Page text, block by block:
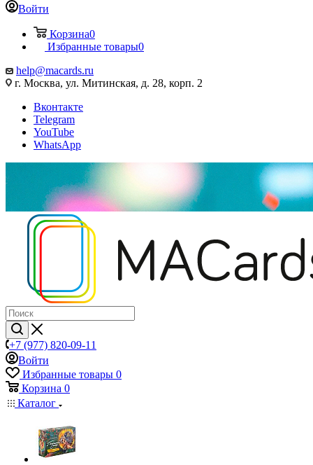
Войти
Корзина0
Избранные товары0
help@macards.ru
г. Москва, ул. Митинская, д. 28, корп. 2
Вконтакте
Telegram
YouTube
WhatsApp
+7 (977) 820-09-11
Войти
Избранные товары 0
Корзина 0
Каталог